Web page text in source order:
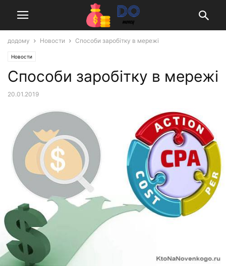
додому Новости Способи заробітку в мережі
Новости
Способи заробітку в мережі
20.01.2019